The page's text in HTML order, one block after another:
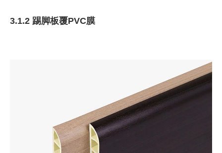
3.1.2 踢脚板覆PVC膜